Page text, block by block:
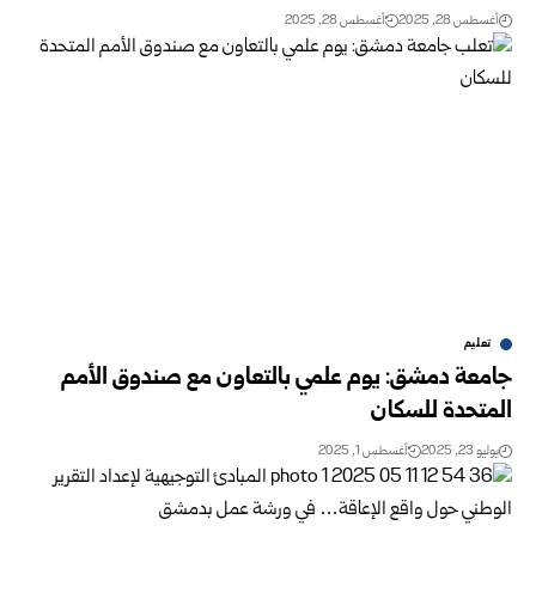
أغسطس 28, 2025 أغسطس 28, 2025
تعليم
جامعة دمشق: يوم علمي بالتعاون مع صندوق الأمم
المتحدة للسكان
يوليو 23, 2025 أغسطس 1, 2025